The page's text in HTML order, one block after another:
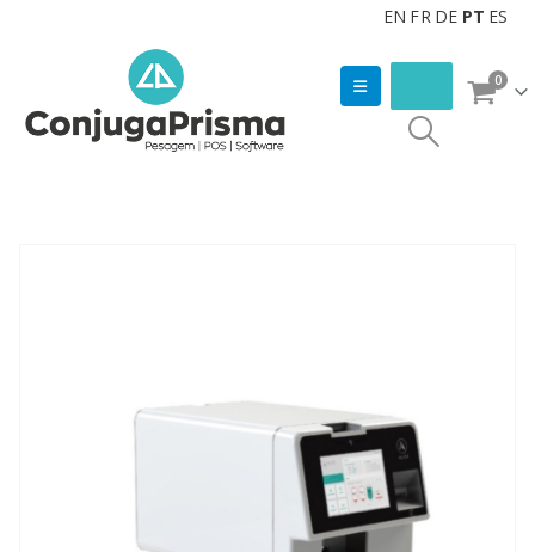
EN FR DE PT ES
0